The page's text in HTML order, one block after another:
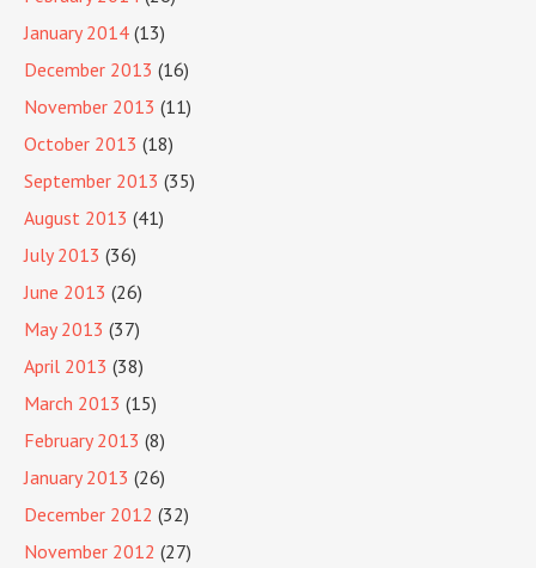
January 2014 (13)
December 2013 (16)
November 2013 (11)
October 2013 (18)
September 2013 (35)
August 2013 (41)
July 2013 (36)
June 2013 (26)
May 2013 (37)
April 2013 (38)
March 2013 (15)
February 2013 (8)
January 2013 (26)
December 2012 (32)
November 2012 (27)